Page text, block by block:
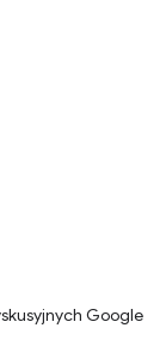
Google